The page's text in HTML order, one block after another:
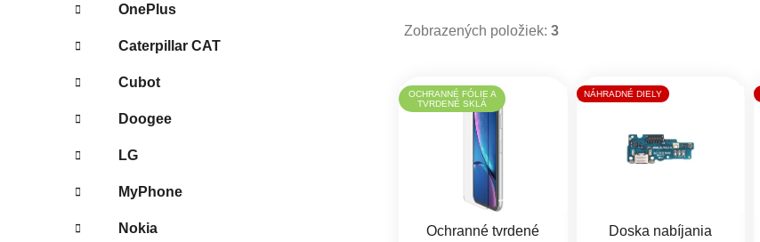
OnePlus
Caterpillar CAT
Cubot
Doogee
LG
MyPhone
Nokia
Zobrazených položiek: 3
Výpis produktov
OCHRANNÉ FÓLIE A
TVRDENÉ SKLÁ
Ochranné tvrdené
NÁHRADNÉ DIELY
Doska nabíjania